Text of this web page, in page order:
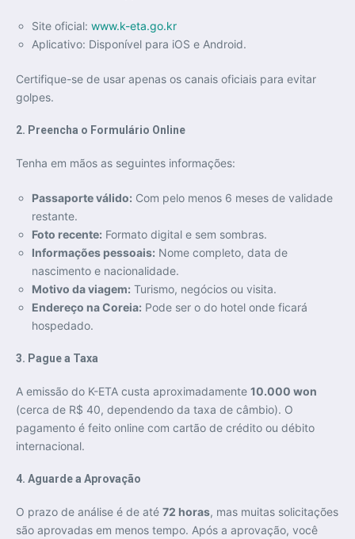
Site oficial: www.k-eta.go.kr
Aplicativo: Disponível para iOS e Android.
Certifique-se de usar apenas os canais oficiais para evitar
golpes.
2. Preencha o Formulário Online
Tenha em mãos as seguintes informações:
Passaporte válido: Com pelo menos 6 meses de validade
restante.
Foto recente: Formato digital e sem sombras.
Informações pessoais: Nome completo, data de
nascimento e nacionalidade.
Motivo da viagem: Turismo, negócios ou visita.
Endereço na Coreia: Pode ser o do hotel onde ficará
hospedado.
3. Pague a Taxa
A emissão do K-ETA custa aproximadamente 10.000 won
(cerca de R$ 40, dependendo da taxa de câmbio). O
pagamento é feito online com cartão de crédito ou débito
internacional.
4. Aguarde a Aprovação
O prazo de análise é de até 72 horas, mas muitas solicitações
são aprovadas em menos tempo. Após a aprovação, você